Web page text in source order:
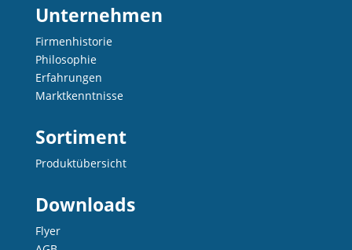
Unternehmen
Firmenhistorie
Philosophie
Erfahrungen
Marktkenntnisse
Sortiment
Produktübersicht
Downloads
Flyer